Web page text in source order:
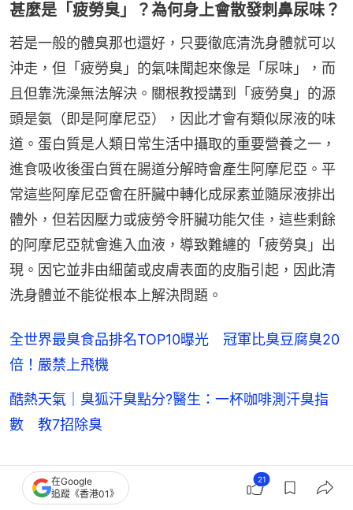
甚麼是「疲勞臭」？為何身上會散發刺鼻尿味？
若是一般的體臭那也還好，只要徹底清洗身體就可以
沖走，但「疲勞臭」的氣味聞起來像是「尿味」，而
且但靠洗澡無法解決。關根教授講到「疲勞臭」的源
頭是氨（即是阿摩尼亞），因此才會有類似尿液的味
道。蛋白質是人類日常生活中攝取的重要營養之一，
進食吸收後蛋白質在腸道分解時會產生阿摩尼亞。平
常這些阿摩尼亞會在肝臟中轉化成尿素並隨尿液排出
體外，但若因壓力或疲勞令肝臟功能欠佳，這些剩餘
的阿摩尼亞就會進入血液，導致難纏的「疲勞臭」出
現。因它並非由細菌或皮膚表面的皮脂引起，因此清
洗身體並不能從根本上解決問題。
全世界最臭食品排名TOP10曝光 冠軍比臭豆腐臭20
倍！嚴禁上飛機
酷熱天氣｜臭狐汗臭點分?醫生：一杯咖啡測汗臭指
數 教7招除臭
關根教授講到，導致疲勞的5大因素包括過度緊張等
精神壓力、運動或身體勞動的肌肉疲勞、蛋白質偏高
在Google
追蹤《香港01》
21